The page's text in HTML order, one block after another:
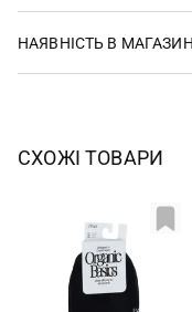
НАЯВНІСТЬ В
СХОЖІ ТОВАРИ